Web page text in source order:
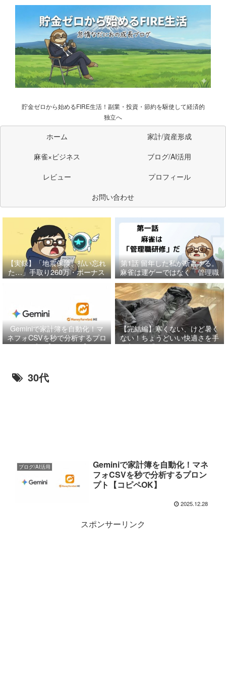
貯金ゼロから始めるFIRE生活！副業・投資・節約を駆使して経済的
独立へ
ホーム
家計/資産形成
麻雀×ビジネス
ブログ/AI活用
レビュー
プロフィール
お問い合わせ
【実録】「地震保険、払い忘れ
た…」手取り260万・ボーナス
月に起きた「85万円」の奇跡
第1話留年した私が断言する。
麻雀は運ゲーではなく「管理職
研修」だ
Geminiで家計簿を自動化！マ
ネフォCSVを秒で分析するプロ
ンプト【コピペOK】
【完結編】寒くない、けど暑く
ない！ちょうどいい快適さを手
に入れる「最強レイヤリング」
30代
ブログ/AI活用
Geminiで家計簿を自動化！マネ
フォCSVを秒で分析するプロン
プト【コピペOK】
2025.12.28
スポンサーリンク